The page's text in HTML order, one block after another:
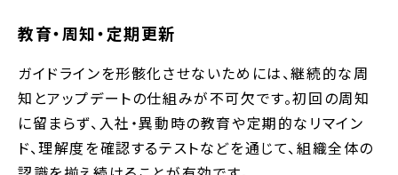
教育・周知・定期更新
ガイドラインを形骸化させないためには、継続的な周
知とアップデートの仕組みが不可欠です。初回の周知
に留まらず、入社・異動時の教育や定期的なリマイン
ド、理解度を確認するテストなどを通じて、組織全体の